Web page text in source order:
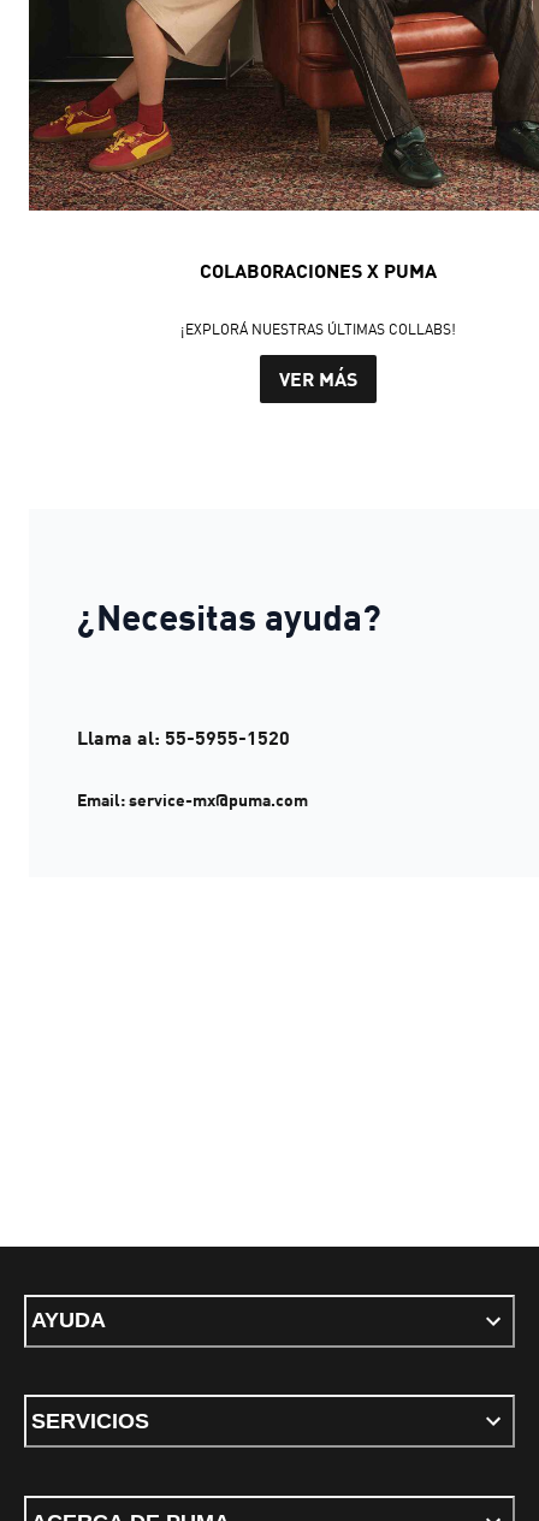
COLABORACIONES X PUMA
¡EXPLORÁ NUESTRAS ÚLTIMAS COLLABS!
VER MÁS
¿Necesitas ayuda?
Llama al: 55-5955-1520
Email: service-mx@puma.com
AYUDA
SERVICIOS